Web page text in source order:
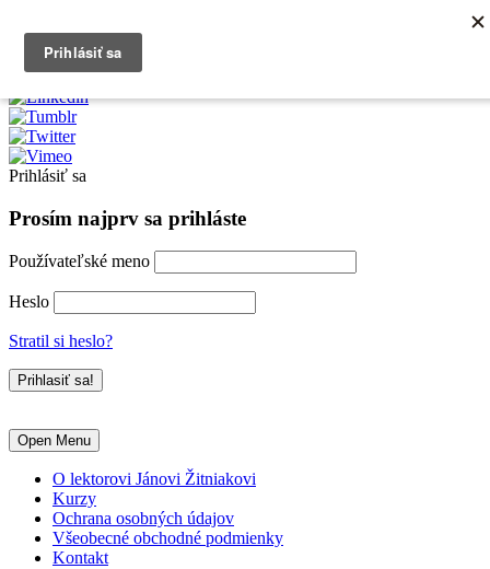
Prihlásiť sa
Prosím najprv sa prihláste
Používateľské meno
Heslo
Stratil si heslo?
Open Menu
O lektorovi Jánovi Žitniakovi
Kurzy
Ochrana osobných údajov
Všeobecné obchodné podmienky
Kontakt